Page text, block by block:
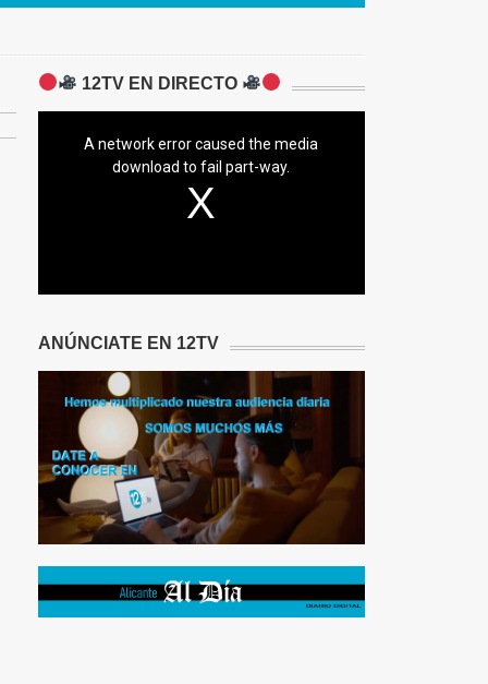
12TV EN DIRECTO
A network error caused the media
download to fail part-way.
ANÚNCIATE EN 12TV